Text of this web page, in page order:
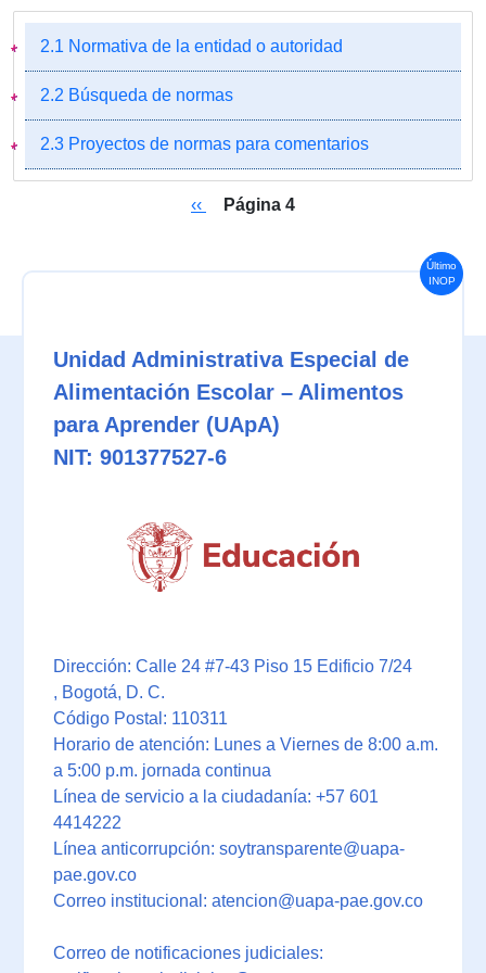
Último
INOP
2.1 Normativa de la entidad o autoridad
2.2 Búsqueda de normas
2.3 Proyectos de normas para comentarios
Paginación
Página anterior
‹‹ Página 4
Unidad Administrativa Especial de
Alimentación Escolar – Alimentos
para Aprender (UApA)
NIT: 901377527-6
Dirección: Calle 24 #7-43 Piso 15 Edificio 7/24
, Bogotá, D. C.
Código Postal: 110311
Horario de atención: Lunes a Viernes de 8:00 a.m.
a 5:00 p.m. jornada continua
Línea de servicio a la ciudadanía: +57 601
4414222
Línea anticorrupción: soytransparente@uapa-
pae.gov.co
Correo institucional: atencion@uapa-pae.gov.co
Correo de notificaciones judiciales: